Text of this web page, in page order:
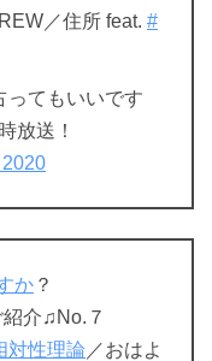
／住所 feat. #
てもいいです
放送！
か ？
介♫No.７
対性理論 ／おはよ